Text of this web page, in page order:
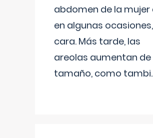
abdomen de la mujer
en algunas
cara. Más tarde, las
areolas aumentan de
tamaño, como tambi